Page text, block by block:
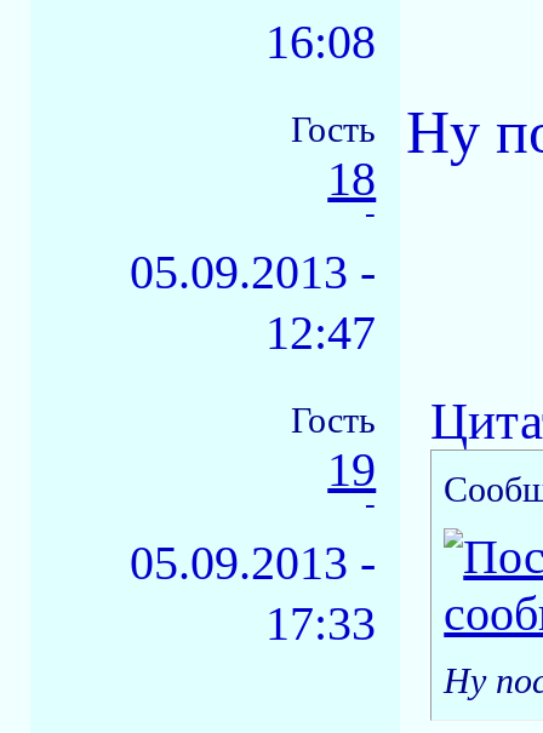
16:08
Гость
18
-
05.09.2013 -
12:47
Ну
Гость
19
-
05.09.2013 -
17:33
Ну